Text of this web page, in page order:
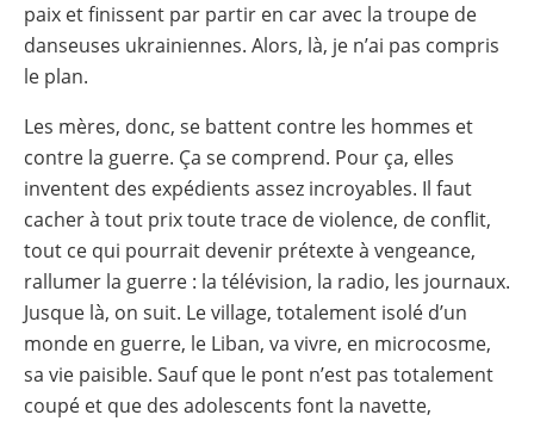
paix et finissent par partir en car avec la troupe de
danseuses ukrainiennes. Alors, là, je n’ai pas compris
le plan.
Les mères, donc, se battent contre les hommes et
contre la guerre. Ça se comprend. Pour ça, elles
inventent des expédients assez incroyables. Il faut
cacher à tout prix toute trace de violence, de conflit,
tout ce qui pourrait devenir prétexte à vengeance,
rallumer la guerre : la télévision, la radio, les journaux.
Jusque là, on suit. Le village, totalement isolé d’un
monde en guerre, le Liban, va vivre, en microcosme,
sa vie paisible. Sauf que le pont n’est pas totalement
coupé et que des adolescents font la navette,